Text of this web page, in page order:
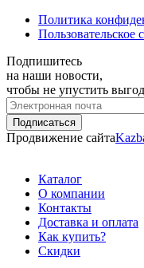
Политика
Пользовательское
Подпишитесь
на наши новости,
чтобы не упустить
Продвижение сайта
Каталог
О компании
Контакты
Доставка и оплата
Как купить?
Скидки